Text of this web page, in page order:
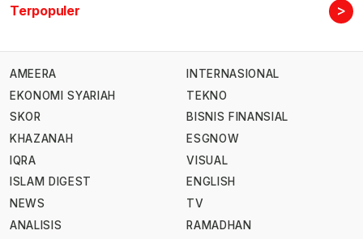
Terpopuler >
AMEERA
EKONOMI SYARIAH
SKOR
KHAZANAH
IQRA
ISLAM DIGEST
NEWS
ANALISIS
INTERNASIONAL
TEKNO
BISNIS FINANSIAL
ESGNOW
VISUAL
ENGLISH
TV
RAMADHAN